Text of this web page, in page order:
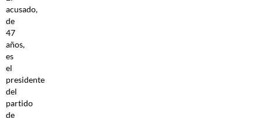
acusado,
de
47
años,
es
el
presidente
del
partido
de